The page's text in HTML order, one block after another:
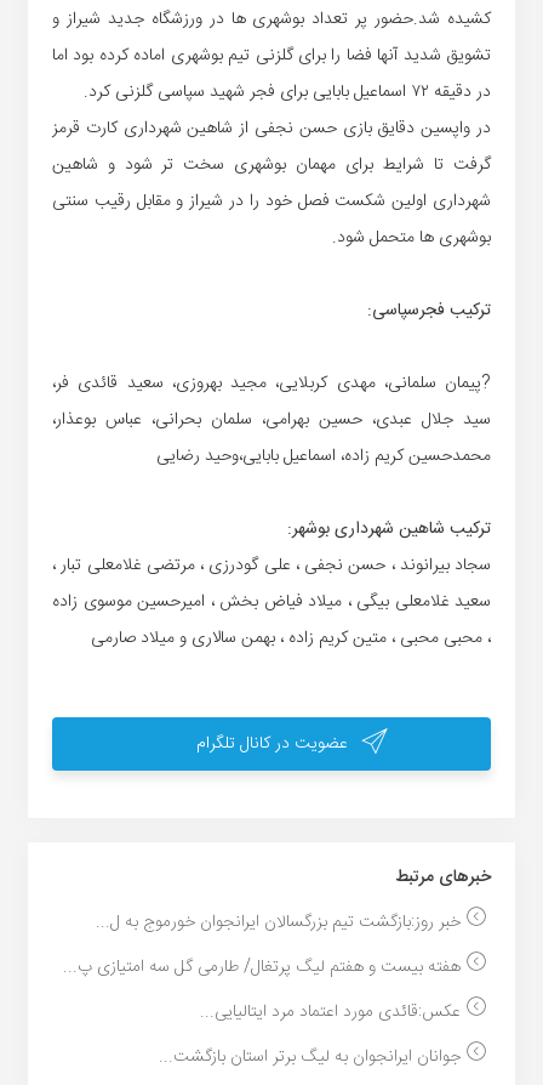
کشیده شد.حضور پر تعداد بوشهری ها در ورزشگاه جدید شیراز و
تشویق شدید آنها فضا را برای گلزنی تیم بوشهری اماده کرده بود اما
در دقیقه ۷۲ اسماعیل بابایی برای فجر شهید سپاسی گلزنی کرد.
در واپسین دقایق بازی حسن نجفی از شاهین شهرداری کارت قرمز
گرفت تا شرایط برای مهمان بوشهری سخت تر شود و شاهین
شهرداری اولین شکست فصل خود را در شیراز و مقابل رقیب سنتی
بوشهری ها متحمل شود.
ترکیب فجرسپاسی:
?پیمان سلمانی، مهدی کربلایی، مجید بهروزی، سعید قائدی فر،
سید جلال عبدی، حسین بهرامی، سلمان بحرانی، عباس بوعذار،
محمدحسین کریم زاده، اسماعیل بابایی،وحید رضایی
ترکیب شاهین شهرداری بوشهر:
سجاد بیرانوند ، حسن نجفی ، علی گودرزی ، مرتضی غلامعلی تبار ،
سعید غلامعلی بیگی ، میلاد فیاض بخش ، امیرحسین موسوی زاده
، محبی محبی ، متین کریم زاده ، بهمن سالاری و میلاد صارمی
عضویت در کانال تلگرام
خبر‌های مرتبط
خبر روز:بازگشت تیم بزرگسالان ایرانجوان خورموج به ل...
هفته بیست و هفتم لیگ پرتغال/ طارمی گل سه امتیازی پ...
عکس:قائدی مورد اعتماد مرد ایتالیایی...
جوانان ایرانجوان به لیگ برتر استان بازگشت...